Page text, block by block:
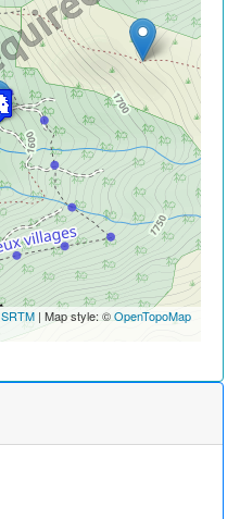
SRTM | Map style: ©OpenTopoMap